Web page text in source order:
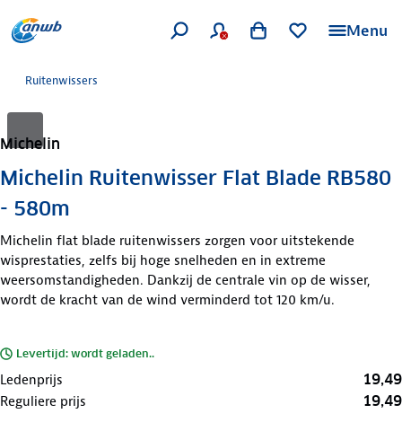
Menu
Ruitenwissers
Michelin
Michelin Ruitenwisser Flat Blade RB580
- 580m
Michelin flat blade ruitenwissers zorgen voor uitstekende
wisprestaties, zelfs bij hoge snelheden en in extreme
weersomstandigheden. Dankzij de centrale vin op de wisser,
wordt de kracht van de wind verminderd tot 120 km/u.
Levertijd: wordt geladen..
Ledenprijs 19,49
Reguliere prijs 19,49